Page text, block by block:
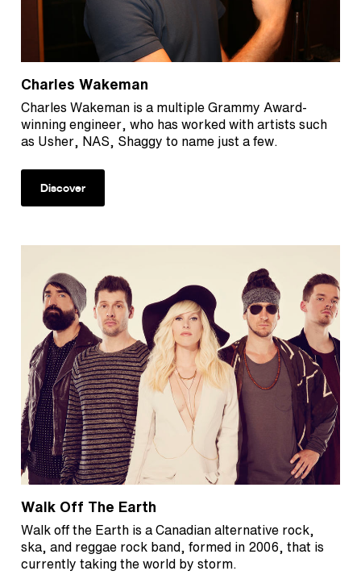
Charles Wakeman
Charles Wakeman is a multiple Grammy Award-
winning engineer, who has worked with artists such
as Usher, NAS, Shaggy to name just a few.
Discover
Walk Off The Earth
Walk off the Earth is a Canadian alternative rock,
ska, and reggae rock band, formed in 2006, that is
currently taking the world by storm.